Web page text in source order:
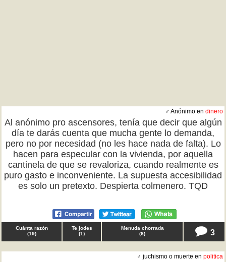
♂ Anónimo en dinero
Al anónimo pro ascensores, tenía que decir que algún
día te darás cuenta que mucha gente lo demanda,
pero no por necesidad (no les hace nada de falta). Lo
hacen para especular con la vivienda, por aquella
cantinela de que se revaloriza, cuando realmente es
puro gasto e inconveniente. La supuesta accesibilidad
es solo un pretexto. Despierta colmenero. TQD
Cuánta razón
(19)
Te jodes
(1)
Menuda chorrada
(6) 3
♂ juchismo o muerte en politica